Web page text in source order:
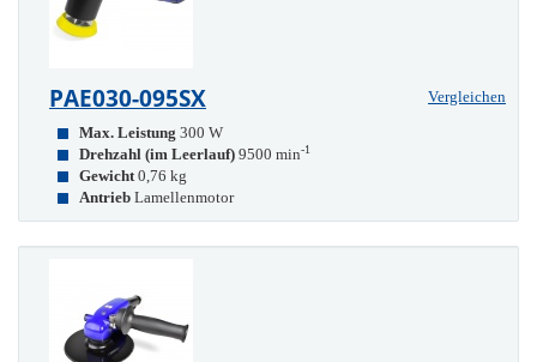
PAE030-095SX
Vergleichen
Max. Leistung 300 W
Drehzahl (im Leerlauf) 9500 min-1
Gewicht 0,76 kg
Antrieb Lamellenmotor